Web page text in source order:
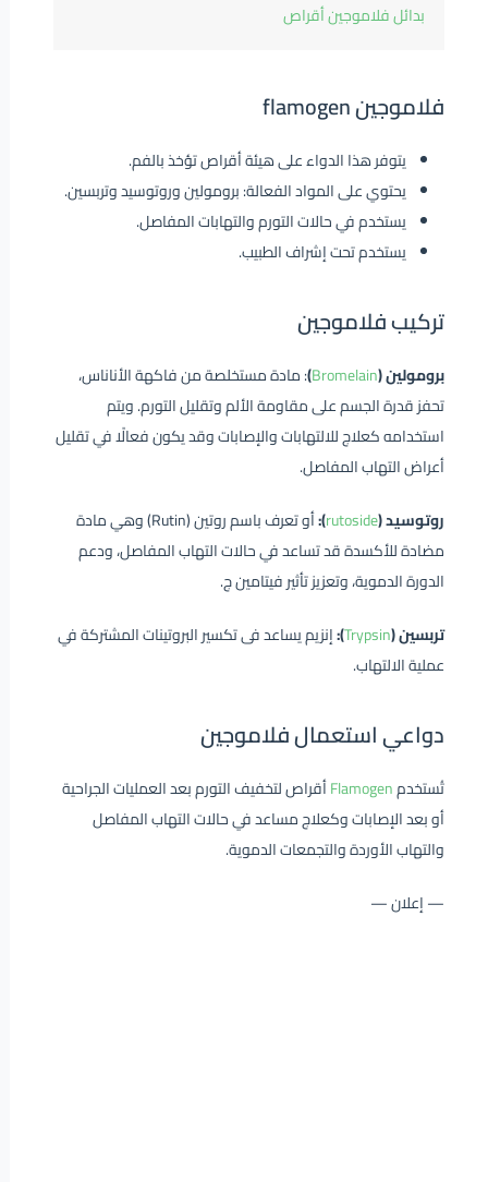
بدائل فلاموجين أقراص
فلاموجين flamogen
يتوفر هذا الدواء على هيئة أقراص تؤخذ بالفم.
يحتوي على المواد الفعالة: برومولين وروتوسيد وتربسين.
يستخدم في حالات التورم والتهابات المفاصل.
يستخدم تحت إشراف الطبيب.
تركيب فلاموجين
برومولين (Bromelain
): مادة مستخلصة من فاكهة الأناناس،
تحفز قدرة الجسم على مقاومة الألم وتقليل التورم. ويتم
استخدامه كعلاج للالتهابات والإصابات وقد يكون فعالًا في تقليل
أعراض التهاب المفاصل.
روتوسيد (rutoside
):
أو تعرف باسم روتين (Rutin) وهي مادة
مضادة للأكسدة قد تساعد في حالات التهاب المفاصل، ودعم
الدورة الدموية، وتعزيز تأثير فيتامين ج.
تربسين (Trypsin
):إنزيم يساعد فى تكسير البروتينات المشتركة في
عملية الالتهاب.
دواعي استعمال فلاموجين
تُستخدمFlamogenأقراص لتخفيف التورم بعد العمليات الجراحية
أو بعد الإصابات وكعلاج مساعد في حالات التهاب المفاصل
والتهاب الأوردة والتجمعات الدموية.
— إعلان —